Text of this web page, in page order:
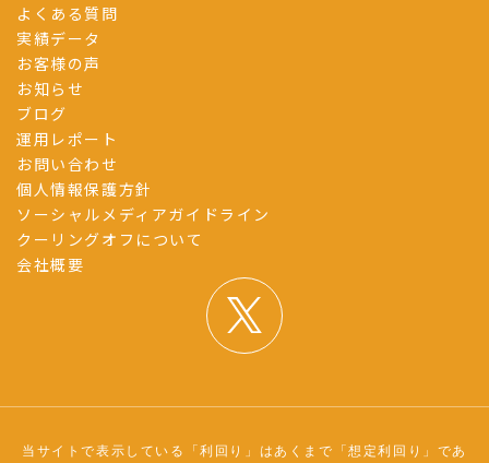
よくある質問
実績データ
お客様の声
お知らせ
ブログ
運用レポート
お問い合わせ
個人情報保護方針
ソーシャルメディアガイドライン
クーリングオフについて
会社概要
当サイトで表示している「利回り」はあくまで「想定利回り」であ